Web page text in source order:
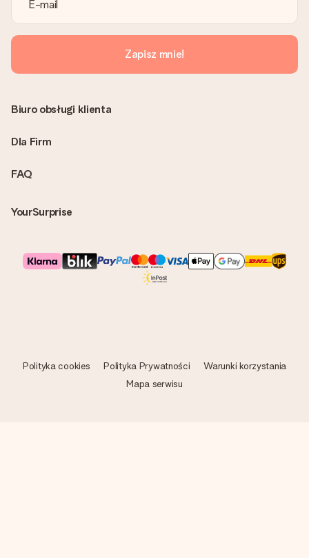
Możesz ją również znaleźć na koncie MySurprise. Dzięki temu
możesz wysłać prezent bezpośrednio do odbiorcy, co będzie
prawdziwą niespodzianką!
Zapisz mnie!
FAQ
YourSurprise
Biuro obsługi klienta
Dla Firm
Polityka cookies Polityka Prywatności
Warunki korzystania
Mapa serwisu